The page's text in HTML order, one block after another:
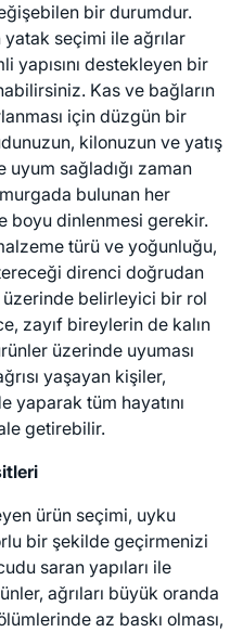
bir durumdur.
seçimi ile ağrılar
yapısını destekleyen bir
Kas ve bağların
için düzgün bir
kilonuzun ve yatış
sağladığı zaman
bulunan her
boyu dinlenmesi gerekir.
türü ve yoğunluğu,
direnci doğrudan
üzerinde belirleyici bir rol
zayıf bireylerin de kalın
üzerinde uyuması
yaşayan kişiler,
yaparak tüm hayatını
getirebilir.
ürün seçimi, uyku
bir şekilde geçirmenizi
saran yapıları ile
ağrıları büyük oranda
az baskı olması,